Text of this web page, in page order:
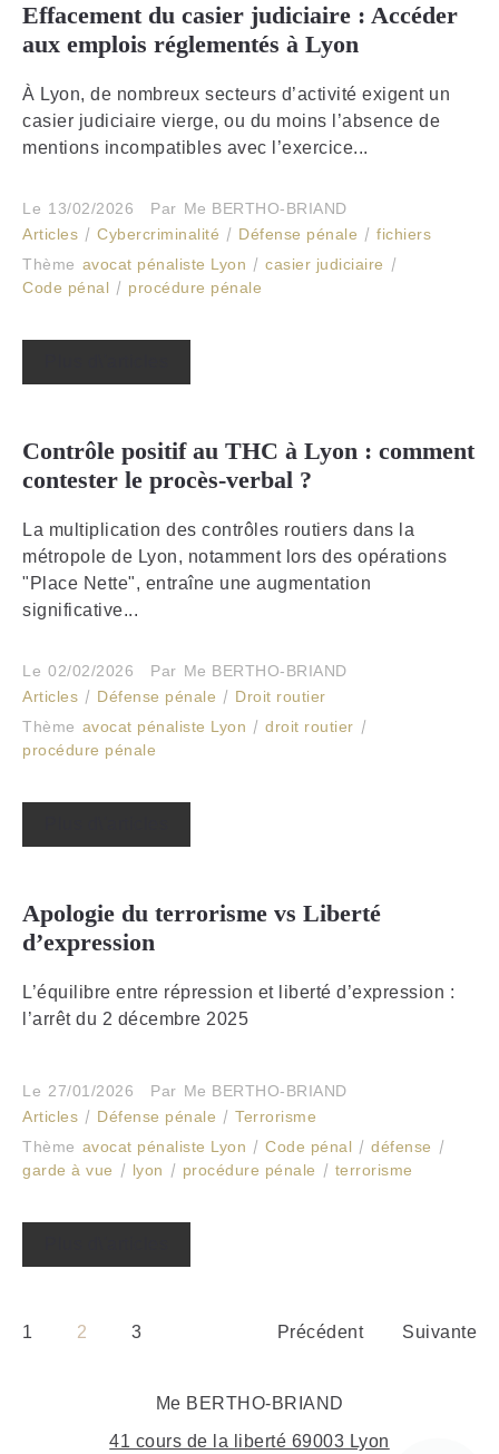
Effacement du casier judiciaire : Accéder
aux emplois réglementés à Lyon
À Lyon, de nombreux secteurs d’activité exigent un
casier judiciaire vierge, ou du moins l’absence de
mentions incompatibles avec l’exercice...
Le 13/02/2026 Par Me BERTHO-BRIAND
Articles
Cybercriminalité Défense pénale
fichiers
Thème avocat pénaliste Lyon
casier judiciaire
Code pénal
procédure pénale
Contrôle positif au THC à Lyon : comment
contester le procès-verbal ?
La multiplication des contrôles routiers dans la
métropole de Lyon, notamment lors des opérations
"Place Nette", entraîne une augmentation
significative...
Le 02/02/2026 Par Me BERTHO-BRIAND
Articles
Défense pénale
Droit routier
Thème avocat pénaliste Lyon
droit routier
procédure pénale
Apologie du terrorisme vs Liberté
d’expression
L’équilibre entre répression et liberté d’expression :
l’arrêt du 2 décembre 2025
Le 27/01/2026 Par Me BERTHO-BRIAND
Articles
Défense pénale
Terrorisme
Thème avocat pénaliste Lyon Code pénal
défense
garde à vue
lyon procédure pénale terrorisme
1 2 3 Suivante
Précédent
Me BERTHO-BRIAND
41 cours de la liberté 69003 Lyon